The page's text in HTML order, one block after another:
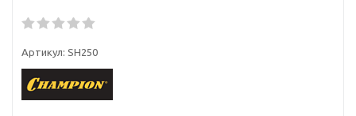
Артикул: SH250